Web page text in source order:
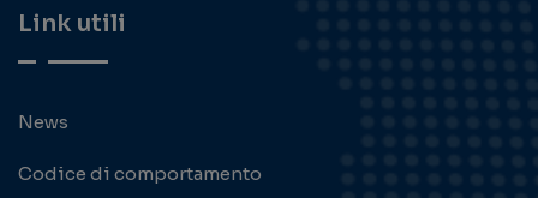
Link utili
News
Codice di comportamento